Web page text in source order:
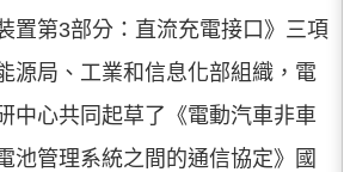
置第3部分：直流充電接口》三項
源局、工業和信息化部組織，電
中心共同起草了《電動汽車非車
池管理系統之間的通信協定》國